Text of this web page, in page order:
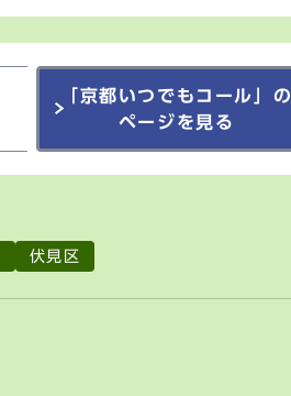
「京都いつでもコール」の
ページを見る
伏見区